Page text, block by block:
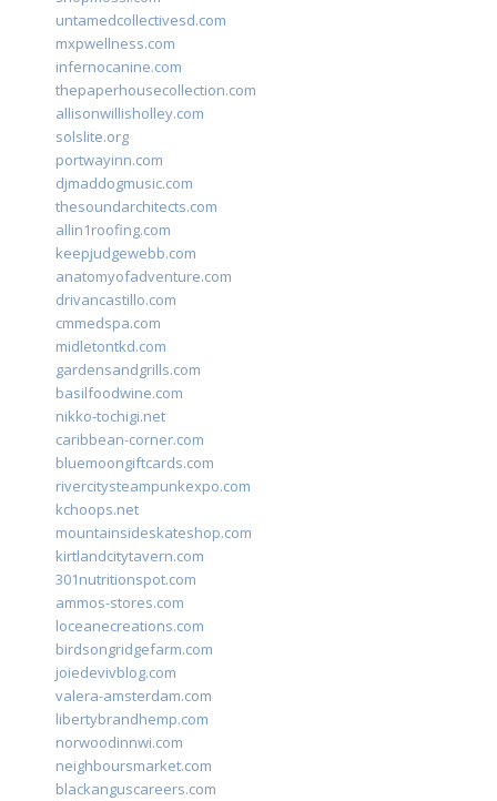
untamedcollectivesd.com
mxpwellness.com
infernocanine.com
thepaperhousecollection.com
allisonwillisholley.com
solslite.org
portwayinn.com
djmaddogmusic.com
thesoundarchitects.com
allin1roofing.com
keepjudgewebb.com
anatomyofadventure.com
drivancastillo.com
cmmedspa.com
midletontkd.com
gardensandgrills.com
basilfoodwine.com
nikko-tochigi.net
caribbean-corner.com
bluemoongiftcards.com
rivercitysteampunkexpo.com
kchoops.net
mountainsideskateshop.com
kirtlandcitytavern.com
301nutritionspot.com
ammos-stores.com
loceanecreations.com
birdsongridgefarm.com
joiedevivblog.com
valera-amsterdam.com
libertybrandhemp.com
norwoodinnwi.com
neighboursmarket.com
blackanguscareers.com